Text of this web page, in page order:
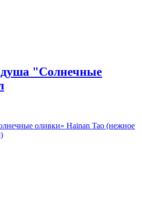
"Солнечные
оливки» Hainan Taо (нежное